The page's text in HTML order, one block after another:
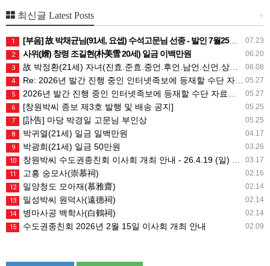
+
최신글 Latest Posts
07.23
1 [부음] 故 박채균님(91세, 요셉) 수석고문님 선종 - 발인 7월25일 (토) 05시
06.20
2 사위(婿) 창령 조길현(朴美雪 20세) 일금 이백만원
06.08
3 故 박정환(21세) 자녀(진효.준효.중언.후언.남언.신언.상희) 일금 일백만원
05.27
4 Re: 2026년 발간 진행 중인 인터넷족보에 등재할 수단 자료는 무엇인가요?
05.27
5 2026년 발간 진행 중인 인터넷족보에 등재할 수단 자료는 무엇인가요?
05.25
6 [창원박씨 종보 제3호 발행 및 배송 공지]
05.25
7 [訃告] 마당 박경일 고문님 부인상
04.17
8 박귀열(21세) 일금 일백만원
03.26
9 박광희(21세) 일금 50만원
03.17
10 창원박씨 수도권종친회 이사회 개최 안내 - 26.4.19 (일) 10시
02.16
11 고흥 숭모사(崇慕祠)
02.14
12 밀양청도 모아재(慕雅齋)
02.14
13 밀성박씨 원덕사(遠德祠)
02.14
14 병마사공 백학사(白鶴祠)
02.09
15 수도권종친회 2026년 2월 15일 이사회 개최 안내